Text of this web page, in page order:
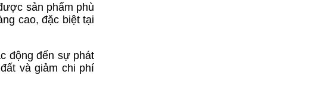
sản phẩm phù
cao, đặc biệt tại
động đến sự phát
và giảm chi phí